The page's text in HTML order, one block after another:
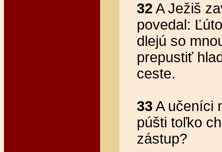
32 A Ježiš
povedal:
dlejú so
prepustiť
ceste.
33 A učeníci
púšti toľko
zástup?